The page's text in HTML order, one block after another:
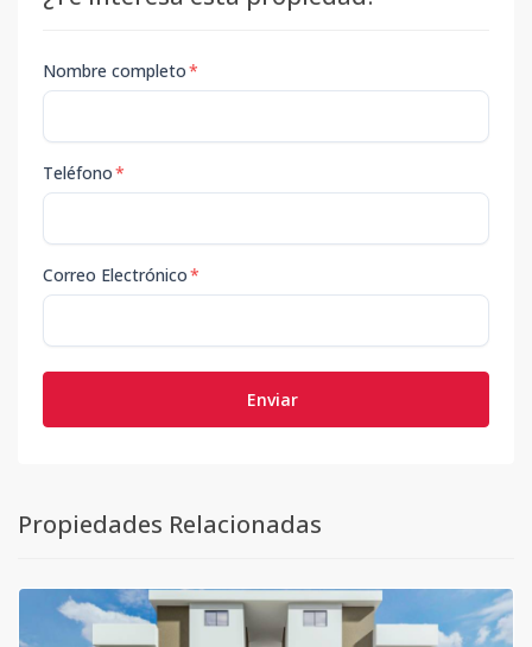
Nombre completo*
Teléfono*
Correo Electrónico*
Enviar
Propiedades Relacionadas